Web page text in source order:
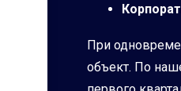
При
объект. По